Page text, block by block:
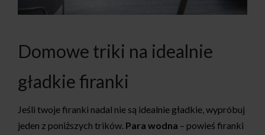
Domowe triki na idealnie
gładkie firanki
Jeśli twoje firanki nadal nie są idealnie gładkie, wypróbuj
jeden z poniższych trików. Para wodna – powieś firanki